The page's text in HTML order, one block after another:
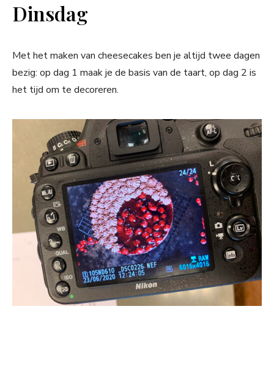
Dinsdag
Met het maken van cheesecakes ben je altijd twee dagen
bezig: op dag 1 maak je de basis van de taart, op dag 2 is
het tijd om te decoreren.